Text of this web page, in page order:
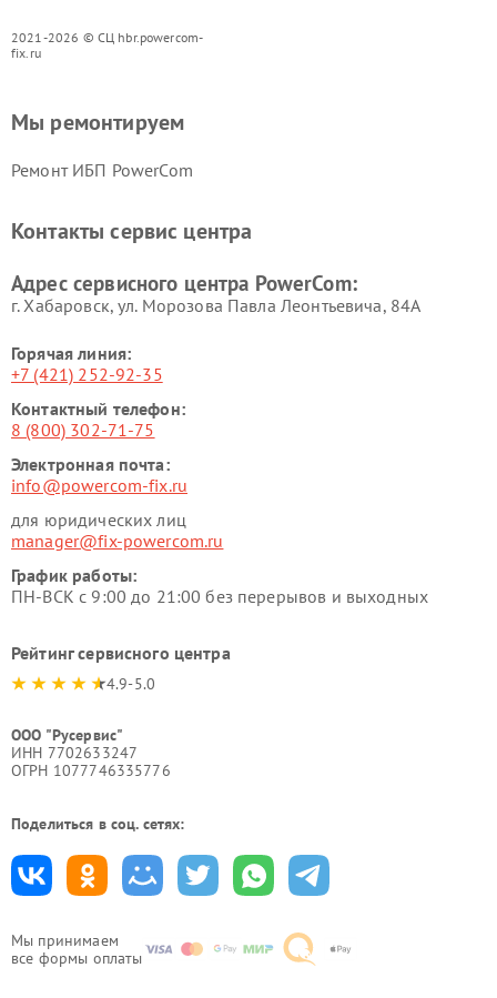
2021-2026 © СЦ hbr.powercom-
fix.ru
Мы принимаем
все формы оплаты
Мы ремонтируем
Ремонт ИБП PowerCom
Контакты сервис центра
Адрес сервисного центра PowerCom:
г. Хабаровск, ул. Морозова Павла Леонтьевича, 84А
Горячая линия:
+7 (421) 252-92-35
Контактный телефон:
8 (800) 302-71-75
Электронная почта:
info@powercom-fix.ru
для юридических лиц
manager@fix-powercom.ru
График работы:
ПН-ВСК с 9:00 до 21:00 без перерывов и выходных
Рейтинг сервисного центра
4.9-5.0
ООО "Русервис"
ИНН 7702633247
ОГРН 1077746335776
Поделиться в соц. сетях: